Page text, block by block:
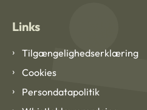
Links
Tilgængelighedserklæring
Cookies
Persondatapolitik